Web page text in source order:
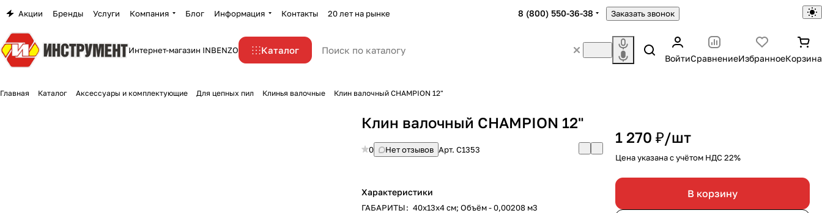
Акции Бренды Услуги Компания Блог Информация Контакты 20 лет на рынке 8 (800) 550-36-38 Заказать звонок
Интернет-магазин INBENZO Каталог
ВойтиСравнениеИзбранноеКорзина
Главная Каталог Аксессуары и комплектующие Для цепных пил Клинья валочные Клин валочный CHAMPION 12"
Клин валочный CHAMPION 12"
0 Нет отзывов Арт.С1353
Характеристики
ГАБАРИТЫ: 40х13х4 см; Объём - 0,00208 м3
1 270 ₽/шт
Цена указана с учётом НДС 22%
В корзину